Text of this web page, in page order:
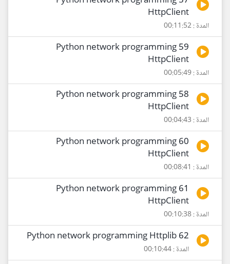
HttpClient
المدة : 00:11:52
59 Python network programming
HttpClient
المدة : 00:05:49
58 Python network programming
HttpClient
المدة : 00:04:43
60 Python network programming
HttpClient
المدة : 00:08:41
61 Python network programming
HttpClient
المدة : 00:10:38
62 Python network programming Httplib
المدة : 00:10:44